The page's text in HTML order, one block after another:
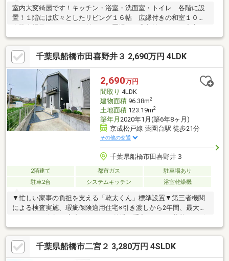
室内大変綺麗です！キッチン・浴室・洗面室・トイレ 各階に設
置！１階には広々としたリビング１６帖 広縁付きの和室１０帖
◎ 内装リフォーム済みの５ＬＤＫ物件◎２世帯住宅で利用可能
です！ダイニングキッチン・浴室・洗面室・トイレ 各階に設置
１階には広々としたリビング１６帖 広縁付きの和室１０帖有駐
車場及びシャッター付バイク置場あり◎収納スペース充実◎
千葉県船橋市田喜野井３ 2,690万円 4LDK
2,690万円
間取り 4LDK
建物面積96.38m2
土地面積123.19m2
築年月 2020年1月(築6年8ヶ月)
京成松戸線 薬園台駅 徒歩21分
その他の交通
千葉県船橋市田喜野井３
2階建て 都市ガス
駐車場あり
駐車2台
システムキッチン 浴室乾燥機
▼忙しい家事の負担を支える「乾太くん」標準設置▼第三者機関
による検査実施、瑕疵保険適用住宅※引き渡しから2年間、最大
1000万円の保証▼室内だけでなく外構も手入れをした状態でお引
渡し▼１階防犯シャッター完備▼南ひな壇につき陽当たり通風良
好▼小・中学校徒歩10分圏内で通学も安心◎≪リフォーム内容
≫・全室クロス張替 ・トイレ交換・琉球畳新規張替 ・エアコ
ン内部洗浄・浴室扉交換 ・乾太くん5KG新規設置・外構工事(庭
千葉県船橋市二宮２ 3,280万円 4SLDK